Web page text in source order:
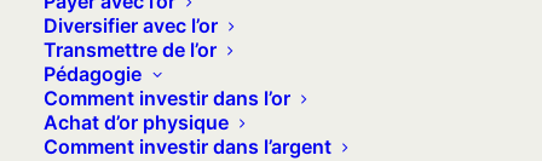
Diversifier avec l’or
Transmettre de l’or
Pédagogie
Comment investir dans l’or
Achat d’or physique
Comment investir dans l’argent
s’agit pas uniquement d’un actif sous
une forme dématérialisée. Votre or peut
en fait reposer sur un actif physique,
sur un solde comptable ou encore sur
un droit financier adossé au cours de